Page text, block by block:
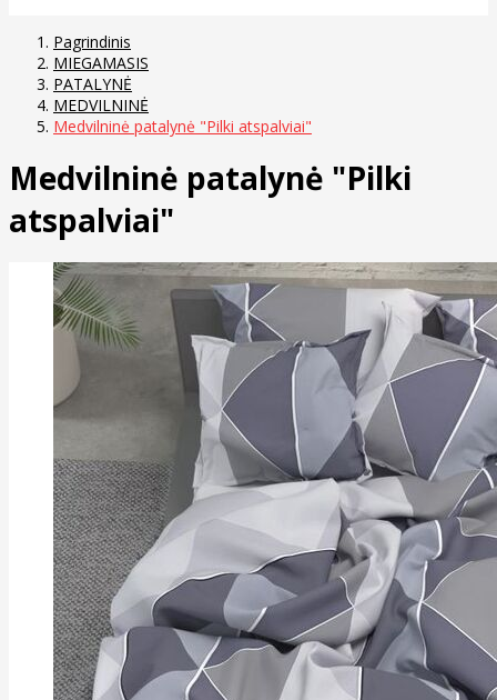
Pagrindinis
MIEGAMASIS
PATALYNĖ
MEDVILNINĖ
Medvilninė patalynė "Pilki atspalviai"
Medvilninė patalynė "Pilki
atspalviai"